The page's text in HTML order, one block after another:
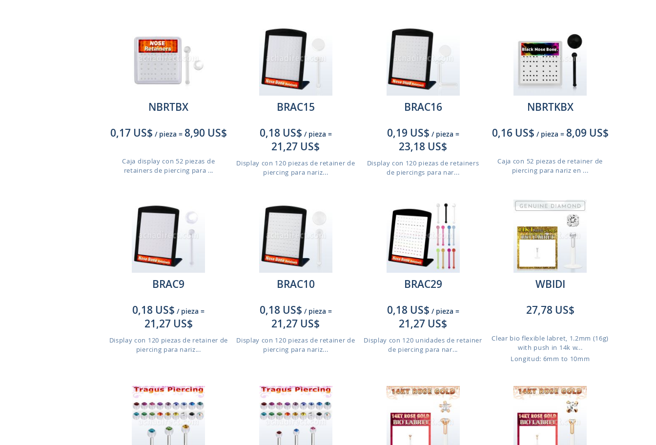
NBRTBX
0,17 US$ / pieza = 8,90 US$
Caja display con 52 piezas de
retainers de piercing para ...
BRAC15
0,18 US$ / pieza =
21,27 US$
Display con 120 piezas de retainer de
piercing para nariz...
BRAC16
0,19 US$ / pieza =
23,18 US$
Display con 120 piezas de retainers
de piercings para nar...
NBRTKBX
0,16 US$ / pieza = 8,09 US$
Caja con 52 piezas de retainer de
piercing para nariz en ...
BRAC9
0,18 US$ / pieza =
21,27 US$
Display con 120 piezas de retainer de
piercing para nariz...
BRAC10
0,18 US$ / pieza =
21,27 US$
Display con 120 piezas de retainer de
piercing para nariz...
BRAC29
0,18 US$ / pieza =
21,27 US$
Display con 120 unidades de retainer
de piercing para nar...
WBIDI
27,78 US$
Clear bio flexible labret, 1.2mm (16g)
with push in 14k w...
Longitud: 6mm to 10mm